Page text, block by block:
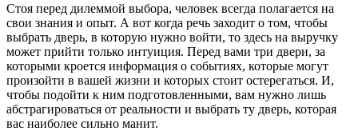
Стоя перед дилеммой выбора, человек всегда полагается на
свои знания и опыт. А вот когда речь заходит о том, чтобы
выбрать дверь, в которую нужно войти, то здесь на выручку
может прийти только интуиция. Перед вами три двери, за
которыми кроется информация о событиях, которые могут
произойти в вашей жизни и которых стоит остерегаться. И,
чтобы подойти к ним подготовленными, вам нужно лишь
абстрагироваться от реальности и выбрать ту дверь, которая
вас наиболее сильно манит.